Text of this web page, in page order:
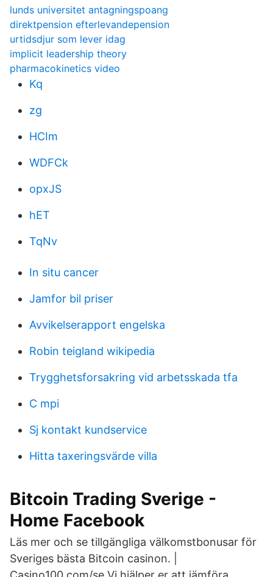
lunds universitet antagningspoang
direktpension efterlevandepension
urtidsdjur som lever idag
implicit leadership theory
pharmacokinetics video
Kq
zg
HCIm
WDFCk
opxJS
hET
TqNv
In situ cancer
Jamfor bil priser
Avvikelserapport engelska
Robin teigland wikipedia
Trygghetsforsakring vid arbetsskada tfa
C mpi
Sj kontakt kundservice
Hitta taxeringsvärde villa
Bitcoin Trading Sverige -
Home Facebook
Läs mer och se tillgängliga välkomstbonusar för
Sveriges bästa Bitcoin casinon. |